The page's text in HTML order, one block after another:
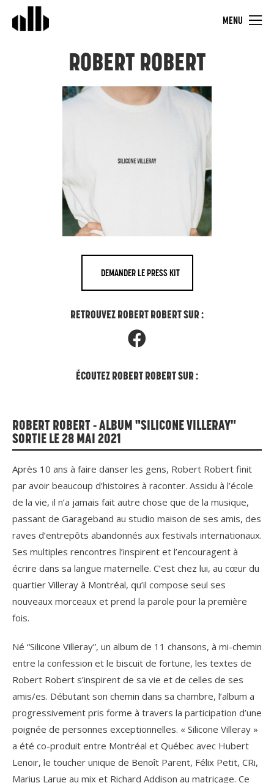
MENU
ROBERT ROBERT
DEMANDER LE PRESS KIT
RETROUVEZ ROBERT ROBERT SUR :
ÉCOUTEZ ROBERT ROBERT SUR :
ROBERT ROBERT - ALBUM "SILICONE VILLERAY"
SORTIE LE 28 MAI 2021
Après 10 ans à faire danser les gens, Robert Robert finit
par avoir beaucoup d’histoires à raconter. Assidu à l’école
de la vie, il n’a jamais fait autre chose que de la musique,
passant de Garageband au studio maison de ses amis, des
raves d’entrepôts abandonnés aux festivals internationaux.
Ses multiples rencontres l’inspirent et l’encouragent à
écrire dans sa langue maternelle. C’est chez lui, au cœur du
quartier Villeray à Montréal, qu’il compose seul ses
nouveaux morceaux et prend la parole pour la première
fois.
Né “Silicone Villeray”, un album de 11 chansons, à mi-chemin
entre la confession et le biscuit de fortune, les textes de
Robert Robert s’inspirent de sa vie et de celles de ses
amis/es. Débutant son chemin dans sa chambre, l’album a
progressivement pris forme à travers la participation d’une
poignée de personnes exceptionnelles. « Silicone Villeray »
a été co-produit entre Montréal et Québec avec Hubert
Lenoir, le toucher unique de Benoît Parent, Félix Petit, CRi,
Marius Larue au mix et Richard Addison au matriçage. Ce